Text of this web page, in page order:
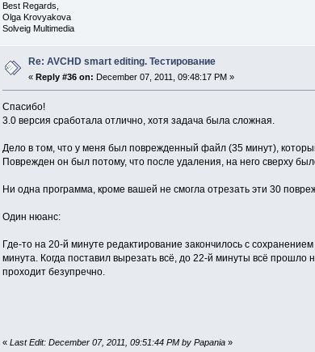
Best Regards,
Olga Krovyakova
Solveig Multimedia
Re: AVCHD smart editing. Тестирование
« Reply #36 on: December 07, 2011, 09:48:17 PM »
Спасибо!
3.0 версия сработала отлично, хотя задача была сложная.
Дело в том, что у меня был поврежденный файл (35 минут),
Поврежден он был потому, что после удаления, на него сверху
Ни одна программа, кроме вашей не смогла отрезать эти 30
Один нюанс:
Где-то на 20-й минуте редактирование закончилось с
минута. Когда поставил вырезать всё, до 22-й минуты всё
проходит безупречно.
« Last Edit: December 07, 2011, 09:51:44 PM by Papania»